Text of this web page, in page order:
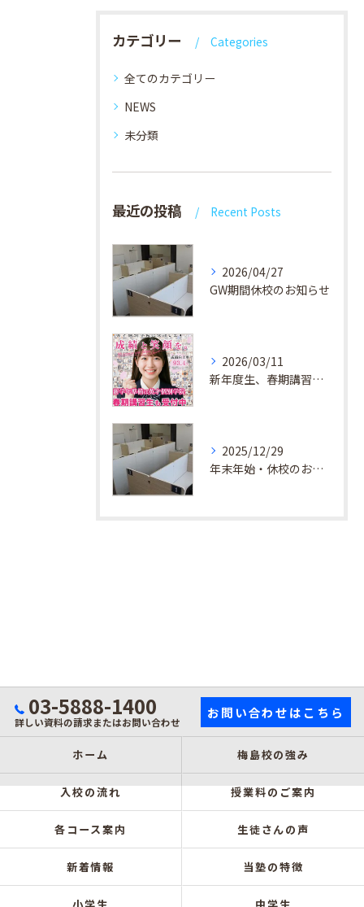
カテゴリー Categories
全てのカテゴリー
NEWS
未分類
最近の投稿 Recent Posts
2026/04/27
GW期間休校のお知らせ
2026/03/11
新年度生、春期講習生 受付中！
2025/12/29
年末年始・休校のお知らせ
03-5888-1400
詳しい資料の請求またはお問い合わせ
お問い合わせはこちら
ホーム 梅島校の強み
入校の流れ 授業料のご案内
各コース案内 生徒さんの声
新着情報 当塾の特徴